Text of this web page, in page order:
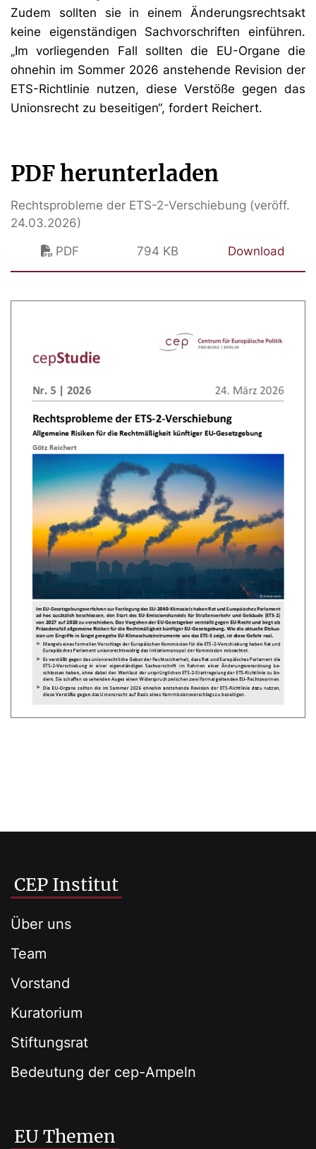
Zudem sollten sie in einem Änderungsrechtsakt
keine eigenständigen Sachvorschriften einführen.
„Im vorliegenden Fall sollten die EU-Organe die
ohnehin im Sommer 2026 anstehende Revision der
ETS-Richtlinie nutzen, diese Verstöße gegen das
Unionsrecht zu beseitigen“, fordert Reichert.
PDF herunterladen
Rechtsprobleme der ETS-2-Verschiebung (veröff.
24.03.2026)
PDF
794 KB Download
CEP Institut
Über uns
Team
Vorstand
Kuratorium
Stiftungsrat
Bedeutung der cep-Ampeln
EU Themen